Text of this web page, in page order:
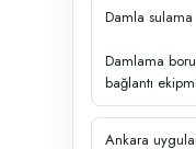
Damla sulama
Damlama
bağlantı
Ankara